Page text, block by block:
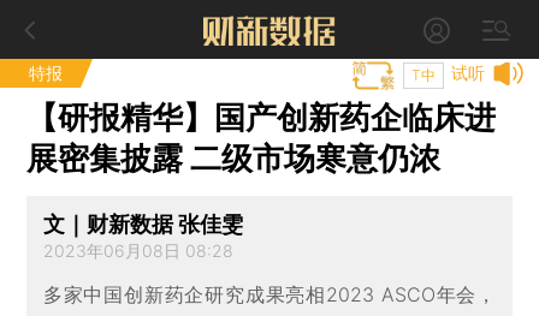
特报 试听
T中
【研报精华】国产创新药企临床进
展密集披露 二级市场寒意仍浓
文｜财新数据 张佳雯
2023年06月08日 08:28
多家中国创新药企研究成果亮相2023 ASCO年会，